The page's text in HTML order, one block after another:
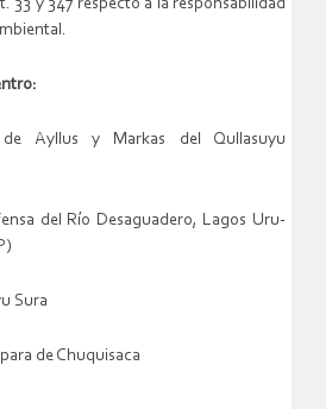
33 y 347 respecto a la responsabilidad
Ayllus y Markas del Qullasuyu
del Río Desaguadero, Lagos Uru-
Sura
de Chuquisaca